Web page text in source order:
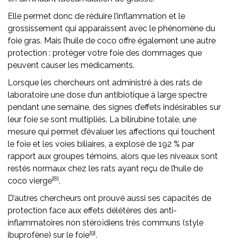
Elle permet donc de réduire l’inflammation et le
grossissement qui apparaissent avec le phénomène du
foie gras. Mais l’huile de coco offre également une autre
protection : protéger votre foie des dommages que
peuvent causer les médicaments.
Lorsque les chercheurs ont administré à des rats de
laboratoire une dose d’un antibiotique à large spectre
pendant une semaine, des signes d’effets indésirables sur
leur foie se sont multipliés. La bilirubine totale, une
mesure qui permet d’évaluer les affections qui touchent
le foie et les voies biliaires, a explosé de 192 % par
rapport aux groupes témoins, alors que les niveaux sont
restés normaux chez les rats ayant reçu de l’huile de
coco vierge[8].
D’autres chercheurs ont prouvé aussi ses capacités de
protection face aux effets délétères des anti-
inflammatoires non stéroïdiens très communs (style
ibuprofène) sur le foie[9].